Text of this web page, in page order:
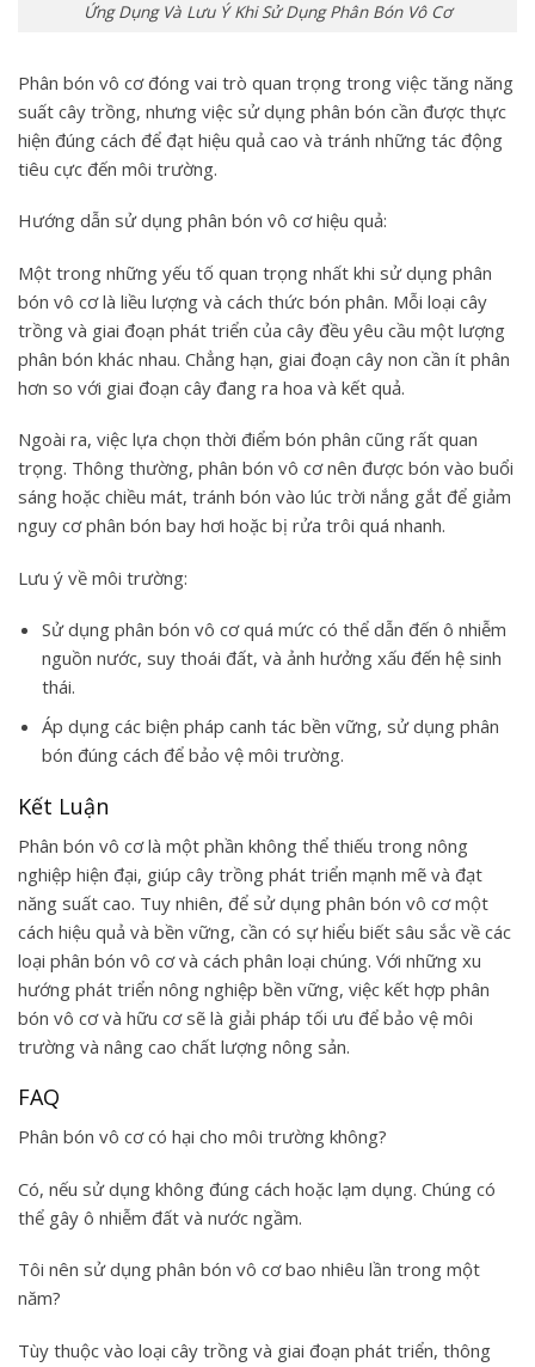
Ứng Dụng Và Lưu Ý Khi Sử Dụng Phân Bón Vô Cơ
Phân bón vô cơ đóng vai trò quan trọng trong việc tăng năng
suất cây trồng, nhưng việc sử dụng phân bón cần được thực
hiện đúng cách để đạt hiệu quả cao và tránh những tác động
tiêu cực đến môi trường.
Hướng dẫn sử dụng phân bón vô cơ hiệu quả:
Một trong những yếu tố quan trọng nhất khi sử dụng phân
bón vô cơ là liều lượng và cách thức bón phân. Mỗi loại cây
trồng và giai đoạn phát triển của cây đều yêu cầu một lượng
phân bón khác nhau. Chẳng hạn, giai đoạn cây non cần ít phân
hơn so với giai đoạn cây đang ra hoa và kết quả.
Ngoài ra, việc lựa chọn thời điểm bón phân cũng rất quan
trọng. Thông thường, phân bón vô cơ nên được bón vào buổi
sáng hoặc chiều mát, tránh bón vào lúc trời nắng gắt để giảm
nguy cơ phân bón bay hơi hoặc bị rửa trôi quá nhanh.
Lưu ý về môi trường:
Sử dụng phân bón vô cơ quá mức có thể dẫn đến ô nhiễm
nguồn nước, suy thoái đất, và ảnh hưởng xấu đến hệ sinh
thái.
Áp dụng các biện pháp canh tác bền vững, sử dụng phân
bón đúng cách để bảo vệ môi trường.
Kết Luận
Phân bón vô cơ là một phần không thể thiếu trong nông
nghiệp hiện đại, giúp cây trồng phát triển mạnh mẽ và đạt
năng suất cao. Tuy nhiên, để sử dụng phân bón vô cơ một
cách hiệu quả và bền vững, cần có sự hiểu biết sâu sắc về các
loại phân bón vô cơ và cách phân loại chúng. Với những xu
hướng phát triển nông nghiệp bền vững, việc kết hợp phân
bón vô cơ và hữu cơ sẽ là giải pháp tối ưu để bảo vệ môi
trường và nâng cao chất lượng nông sản.
FAQ
Phân bón vô cơ có hại cho môi trường không?
Có, nếu sử dụng không đúng cách hoặc lạm dụng. Chúng có
thể gây ô nhiễm đất và nước ngầm.
Tôi nên sử dụng phân bón vô cơ bao nhiêu lần trong một
năm?
Tùy thuộc vào loại cây trồng và giai đoạn phát triển, thông